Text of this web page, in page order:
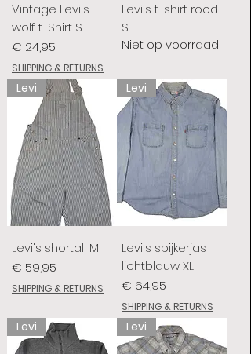
Vintage Levi's
wolf t-Shirt S
Prijs
€ 24,95
SHIPPING & RETURNS
Levi's t-shirt rood
S
Niet op voorraad
Levi
Levi's shortall M
Prijs
€ 59,95
SHIPPING & RETURNS
Levi
Levi's spijkerjas
lichtblauw XL
Prijs
€ 64,95
SHIPPING & RETURNS
Levi Levi